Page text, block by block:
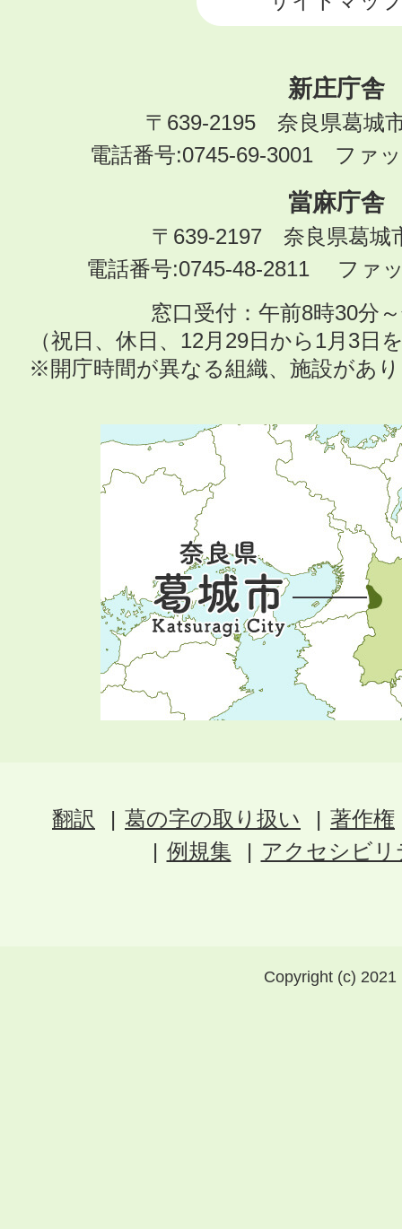
新庄庁舎
〒639-2195 奈良県葛城
電話番号:0745-69-3001 ファ
當麻庁舎
〒639-2197 奈良県葛城
電話番号:0745-48-2811 ファ
窓口受付：午前8時30分
（祝日、休日、12月29日から1月3日
※開庁時間が異なる組織、施設があ
翻訳 葛の字の取り扱い
著作権
例規集
アクセシビ
Copyright (c)